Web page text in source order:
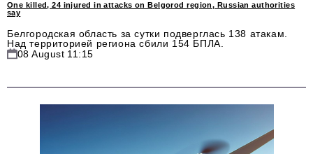
One killed, 24 injured in attacks on Belgorod region, Russian authorities
say
Белгородская область за сутки подверглась 138 атакам.
Над территорией региона сбили 154 БПЛА.
08 August 11:15